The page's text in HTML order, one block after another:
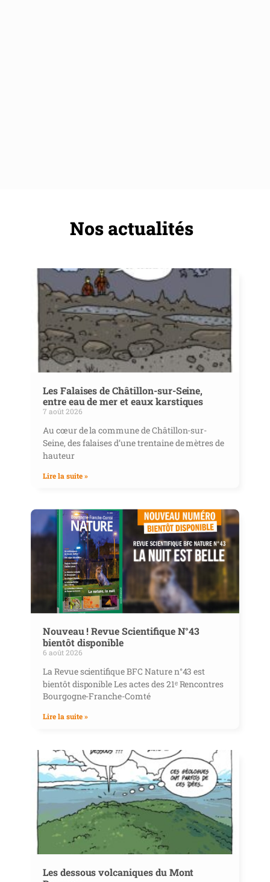
Nos actualités
Les Falaises de Châtillon-sur-Seine,
entre eau de mer et eaux karstiques
7 août 2026
Au cœur de la commune de Châtillon-sur-
Seine, des falaises d’une trentaine de mètres de
hauteur
Lire la suite »
Nouveau ! Revue Scientifique N°43
bientôt disponible
6 août 2026
La Revue scientifique BFC Nature n°43 est
bientôt disponible Les actes des 21ᵉ Rencontres
Bourgogne-Franche-Comté
Lire la suite »
Les dessous volcaniques du Mont